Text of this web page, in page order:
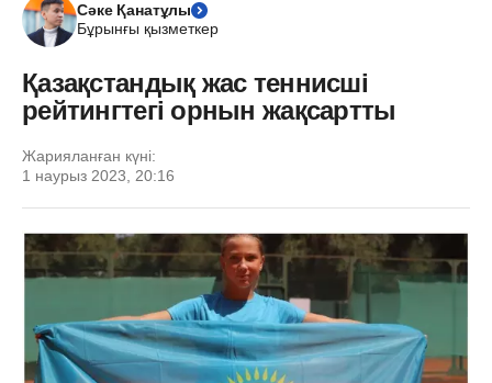
Сәке Қанатұлы
Бұрынғы қызметкер
Қазақстандық жас теннисші
рейтингтегі орнын жақсартты
Жарияланған күні:
1 наурыз 2023, 20:16